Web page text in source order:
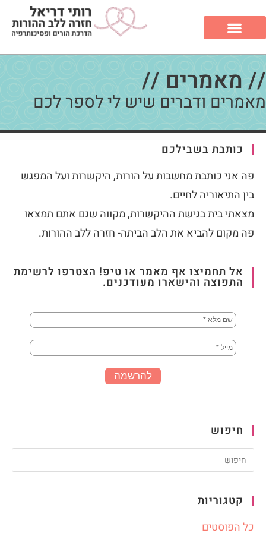
// מאמרים //
מאמרים ודברים שיש לי לספר לכם
כותבת בשבילכם
פה אני כותבת מחשבות על הורות, היקשרות ועל המפגש
בין התיאוריה לחיים.
מצאתי בית בגישת ההיקשרות, מקווה שגם אתם תמצאו
פה מקום להביא את הלב הביתה- חזרה ללב ההורות.
אל תחמיצו אף מאמר או טיפ! הצטרפו לרשימת
התפוצה והישארו מעודכנים.
חיפוש
קטגוריות
כל הפוסטים